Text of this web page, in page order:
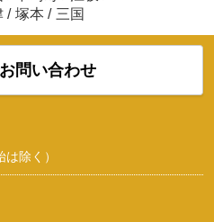
/ 塚本 / 三国
問い合わせ
除く）